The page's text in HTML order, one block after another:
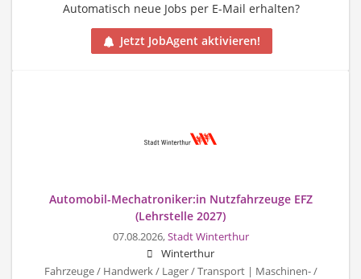
Automatisch neue Jobs per E-Mail erhalten?
Jetzt JobAgent aktivieren!
Automobil-Mechatroniker:in Nutzfahrzeuge EFZ
(Lehrstelle 2027)
07.08.2026,Stadt Winterthur
Winterthur
Fahrzeuge / Handwerk / Lager / Transport | Maschinen- /